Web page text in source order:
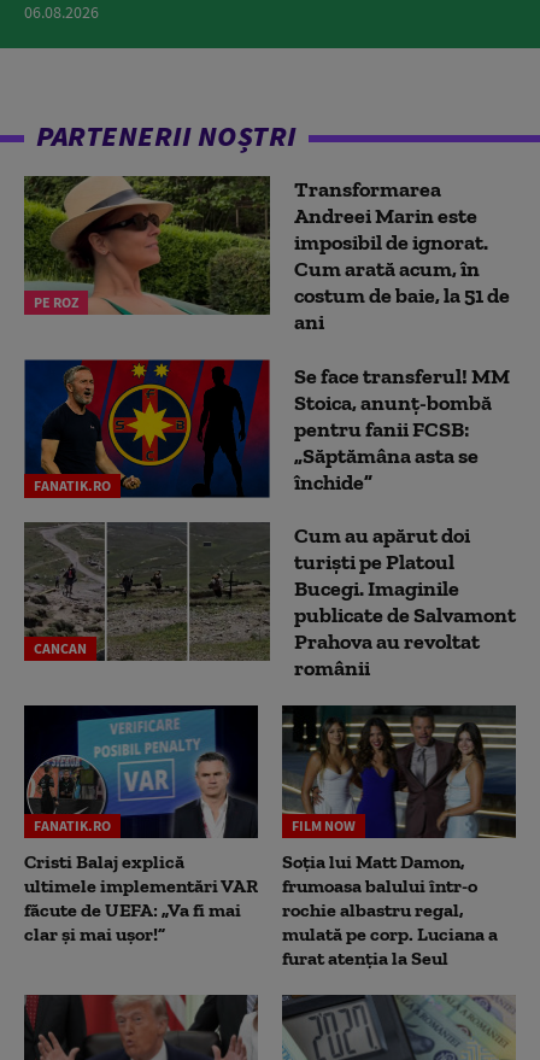
06.08.2026
PARTENERII NOȘTRI
PE ROZ
Transformarea
Andreei Marin este
imposibil de ignorat.
Cum arată acum, în
costum de baie, la 51 de
ani
FANATIK.RO
Se face transferul! MM
Stoica, anunț-bombă
pentru fanii FCSB:
„Săptămâna asta se
închide”
CANCAN
Cum au apărut doi
turiști pe Platoul
Bucegi. Imaginile
publicate de Salvamont
Prahova au revoltat
românii
FANATIK.RO
Cristi Balaj explică
ultimele implementări VAR
făcute de UEFA: „Va fi mai
clar și mai ușor!”
FILM NOW
Soția lui Matt Damon,
frumoasa balului într-o
rochie albastru regal,
mulată pe corp. Luciana a
furat atenția la Seul